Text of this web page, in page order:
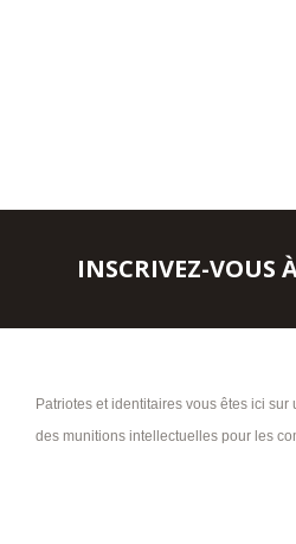
INSCRIVEZ-VOUS
Patriotes et identitaires vous êtes ici
des munitions intellectuelles pour les